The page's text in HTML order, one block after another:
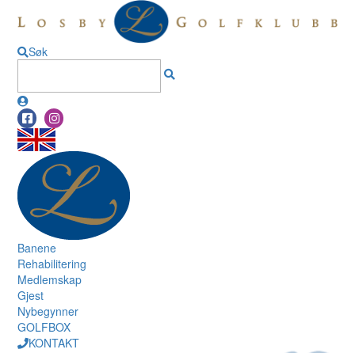
Søk
Banene
Rehabilitering
Medlemskap
Gjest
Nybegynner
GOLFBOX
KONTAKT